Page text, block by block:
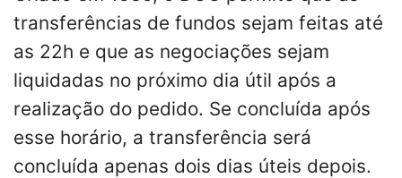
transferências de fundos sejam feitas até
as 22h e que as negociações sejam
liquidadas no próximo dia útil após a
realização do pedido. Se concluída após
esse horário, a transferência será
concluída apenas dois dias úteis depois.